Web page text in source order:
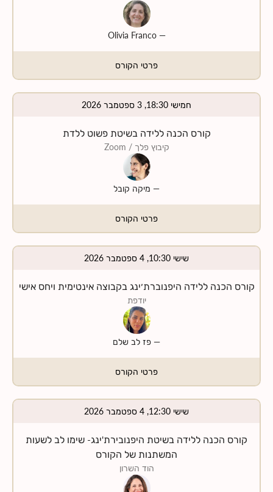
—
Olivia Franco
פרטי הקורס
חמישי 18:30, 3 ספטמבר 2026
קורס הכנה ללידה בשיטת פשוט ללדת
קיבוץ פלך / Zoom
— מיקה קובל
פרטי הקורס
שישי 10:30, 4 ספטמבר 2026
קורס הכנה ללידה היפנוברת׳ינג בקבוצה אינטימית ויחס אישי
יודפת
— פז לב שלם
פרטי הקורס
שישי 12:30, 4 ספטמבר 2026
קורס הכנה ללידה בשיטת היפנובירת'ינג- שימו לב לשעות
המשתנות של הקורס
הוד השרון